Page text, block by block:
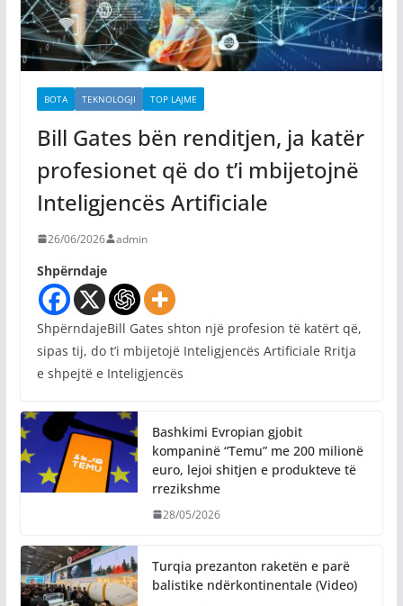
BOTA TEKNOLOGJI TOP LAJME
Bill Gates bën renditjen, ja katër
profesionet që do t’i mbijetojnë
Inteligjencës Artificiale
26/06/2026 admin
Shpërndaje
ShpërndajeBill Gates shton një profesion të katërt që,
sipas tij, do t’i mbijetojë Inteligjencës Artificiale Rritja
e shpejtë e Inteligjencës
Bashkimi Evropian gjobit
kompaninë “Temu” me 200 milionë
euro, lejoi shitjen e produkteve të
rrezikshme
28/05/2026
Turqia prezanton raketën e parë
balistike ndërkontinentale (Video)